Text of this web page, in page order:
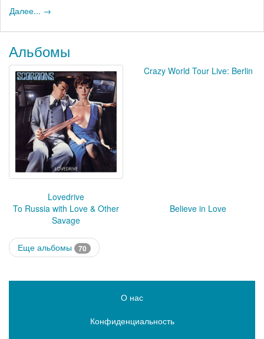
Далее... →
Альбомы
Lovedrive
Crazy World Tour Live: Berlin
To Russia with Love & Other
Savage
Believe in Love
Еще альбомы 70
О нас
Конфиденциальность